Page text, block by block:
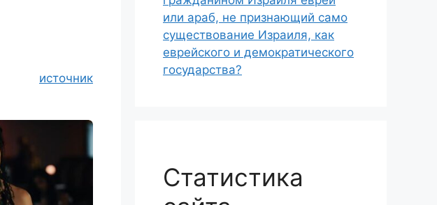
источник
или араб, не признающий само
существование Израиля, как
еврейского и демократического
государства?
Статистика